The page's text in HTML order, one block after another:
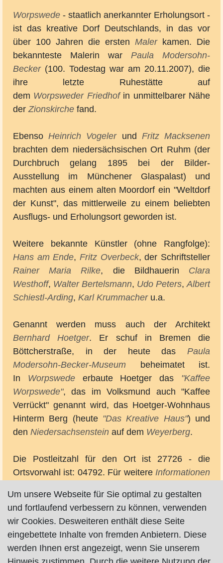
Worpswede - staatlich anerkannter Erholungsort -
ist das kreative Dorf Deutschlands, in das vor
über 100 Jahren die ersten Malerkamen. Die
bekannteste Malerin war Paula Modersohn-
Becker(100. Todestag war am 20.11.2007), die
ihre letzte Ruhestätte auf
dem Worpsweder Friedhofin unmittelbarer Nähe
der Zionskirche fand.
EbensoHeinrich Vogelerund Fritz Macksenen
brachten dem niedersächsischen Ort Ruhm (der
Durchbruch gelang 1895 bei der Bilder-
Ausstellung im Münchener Glaspalast) und
machten aus einem alten Moordorf ein "Weltdorf
der Kunst", das mittlerweile zu einem beliebten
Ausflugs- und Erholungsort geworden ist.
Weitere bekannte Künstler (ohne Rangfolge):
Hans am Ende,Fritz Overbeck, der Schriftsteller
Rainer Maria Rilke, die Bildhauerin Clara
Westhoff, Walter Bertelsmann, Udo Peters, Albert
Schiestl-Arding, Karl Krummacheru.a.
Genannt werden muss auch der Architekt
Bernhard Hoetger. Er schuf in Bremen die
Böttcherstraße, in der heute das Paula
Modersohn-Becker-Museum beheimatet ist.
In Worpswedeerbaute Hoetger das "Kaffee
Worpswede", das im Volksmund auch "Kaffee
Verrückt" genannt wird, das Hoetger-Wohnhaus
Hinterm Berg (heute "Das Kreative Haus") und
den Niedersachsenstein auf dem Weyerberg.
Die Postleitzahl für den Ort ist 27726 - die
Ortsvorwahl ist: 04792. Für weitere Informationen
Kulturmarketing GmbH",Bergstr. 13, Tel.:
04792/935820, Fax.: 04792/935823., Mail:
info@worpswede.de, Homepage:
www.worpswede.deoder direkt online unter:
www.worpswede.de/service/prospektbestellung
Um unsere Webseite für Sie optimal zu gestalten
und fortlaufend verbessern zu können, verwenden
wir Cookies. Desweiteren enthält diese Seite
eingebettete Inhalte von fremden Anbietern. Diese
werden Ihnen erst angezeigt, wenn Sie unserem